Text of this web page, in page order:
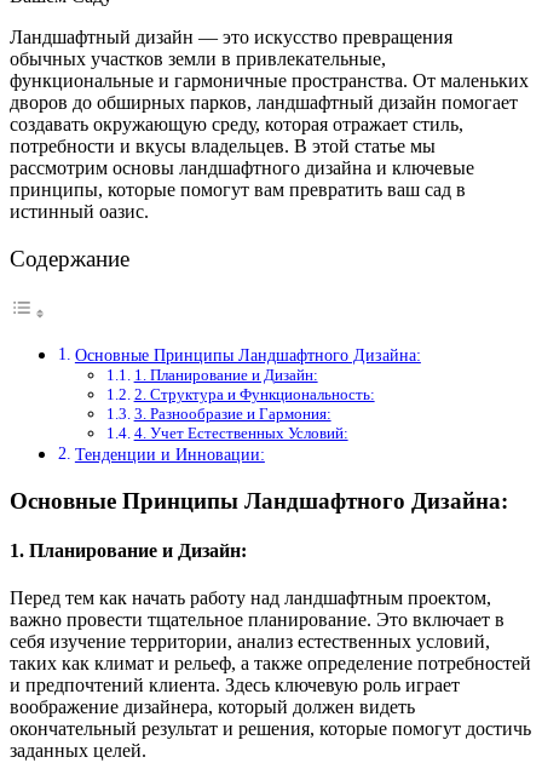
Ландшафтный дизайн — это искусство превращения
обычных участков земли в привлекательные,
функциональные и гармоничные пространства. От маленьких
дворов до обширных парков, ландшафтный дизайн помогает
создавать окружающую среду, которая отражает стиль,
потребности и вкусы владельцев. В этой статье мы
рассмотрим основы ландшафтного дизайна и ключевые
принципы, которые помогут вам превратить ваш сад в
истинный оазис.
Содержание
Основные Принципы Ландшафтного Дизайна:
1. Планирование и Дизайн:
2. Структура и Функциональность:
3. Разнообразие и Гармония:
4. Учет Естественных Условий:
Тенденции и Инновации:
Основные Принципы Ландшафтного Дизайна:
1. Планирование и Дизайн:
Перед тем как начать работу над ландшафтным проектом,
важно провести тщательное планирование. Это включает в
себя изучение территории, анализ естественных условий,
таких как климат и рельеф, а также определение потребностей
и предпочтений клиента. Здесь ключевую роль играет
воображение дизайнера, который должен видеть
окончательный результат и решения, которые помогут достичь
заданных целей.